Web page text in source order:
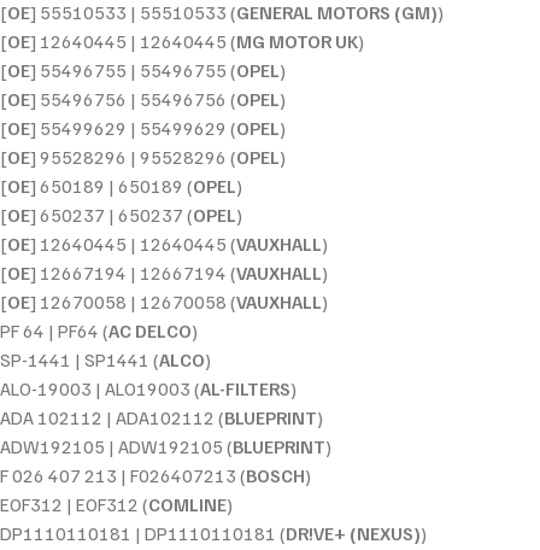
[OE] 55510533 | 55510533 (GENERAL MOTORS (GM))
[OE] 12640445 | 12640445 (MG MOTOR UK)
[OE] 55496755 | 55496755 (OPEL)
[OE] 55496756 | 55496756 (OPEL)
[OE] 55499629 | 55499629 (OPEL)
[OE] 95528296 | 95528296 (OPEL)
[OE] 650189 | 650189 (OPEL)
[OE] 650237 | 650237 (OPEL)
[OE] 12640445 | 12640445 (VAUXHALL)
[OE] 12667194 | 12667194 (VAUXHALL)
[OE] 12670058 | 12670058 (VAUXHALL)
PF 64 | PF64 (AC DELCO)
SP-1441 | SP1441 (ALCO)
ALO-19003 | ALO19003 (AL-FILTERS)
ADA 102112 | ADA102112 (BLUEPRINT)
ADW192105 | ADW192105 (BLUEPRINT)
F 026 407 213 | F026407213 (BOSCH)
EOF312 | EOF312 (COMLINE)
DP1110110181 | DP1110110181 (DR!VE+ (NEXUS))